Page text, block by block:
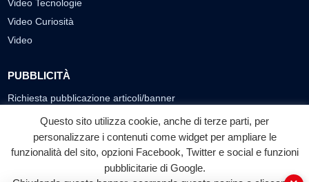
Video Tecnologie
Video Curiosità
Video
PUBBLICITÀ
Richiesta pubblicazione articoli/banner
SEGUICI SUI SOCIAL
f
Facebook
◎ ▶
YouTube
Questo sito utilizza cookie, anche di terze parti, per
personalizzare i contenuti come widget per ampliare le
funzionalità del sito, opzioni Facebook, Twitter e social e funzioni
pubblicitarie di Google.